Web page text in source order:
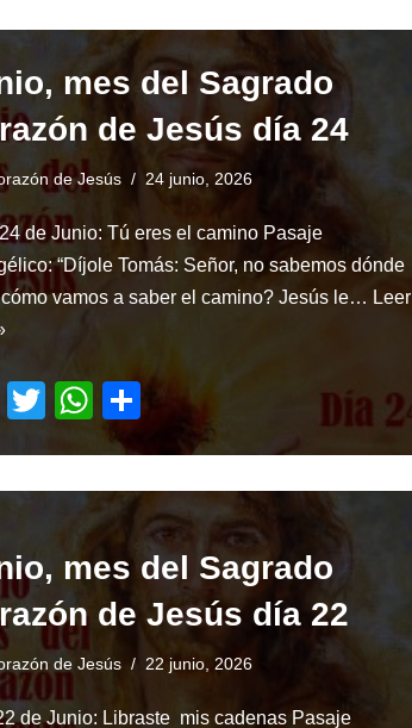
o
er s
A
p
p
e
mes del Sagrado
de Jesús día 24
de Jesús 24 junio, 2026
de Junio: Tú eres el camino Pasaje
“Díjole Tomás: Señor, no sabemos dónde
vamos a saber el camino? Jesús le… Leer
F
T
er
W
h
s
A
p
p
S
h
e
mes del Sagrado
de Jesús día 22
de Jesús 22 junio, 2026
de Junio: Libraste mis cadenas Pasaje